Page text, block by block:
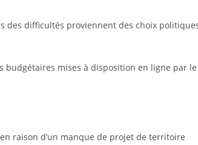
des difficultés proviennent des choix
budgétaires mises à disposition en ligne par le
raison d’un manque de projet de territoire